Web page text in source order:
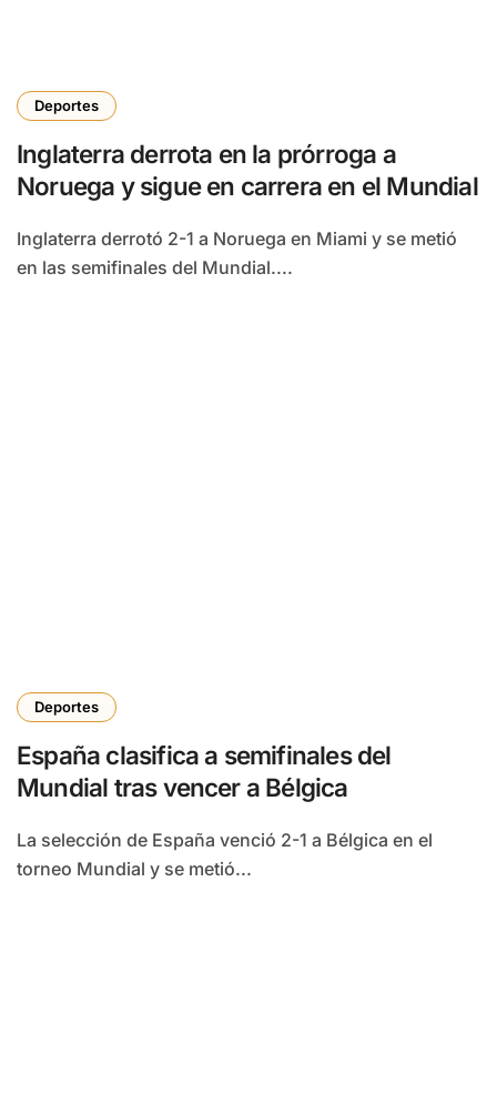
Deportes
Inglaterra derrota en la prórroga a
Noruega y sigue en carrera en el Mundial
Inglaterra derrotó 2-1 a Noruega en Miami y se metió
en las semifinales del Mundial....
Deportes
España clasifica a semifinales del
Mundial tras vencer a Bélgica
La selección de España venció 2-1 a Bélgica en el
torneo Mundial y se metió...